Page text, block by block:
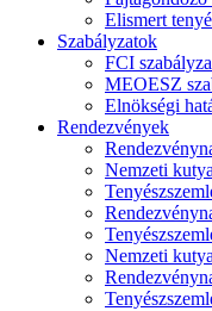
Elismert
Szabályzatok
FCI
MEOESZ
Elnökségi
Rendezvények
Nemzeti
Nemzeti